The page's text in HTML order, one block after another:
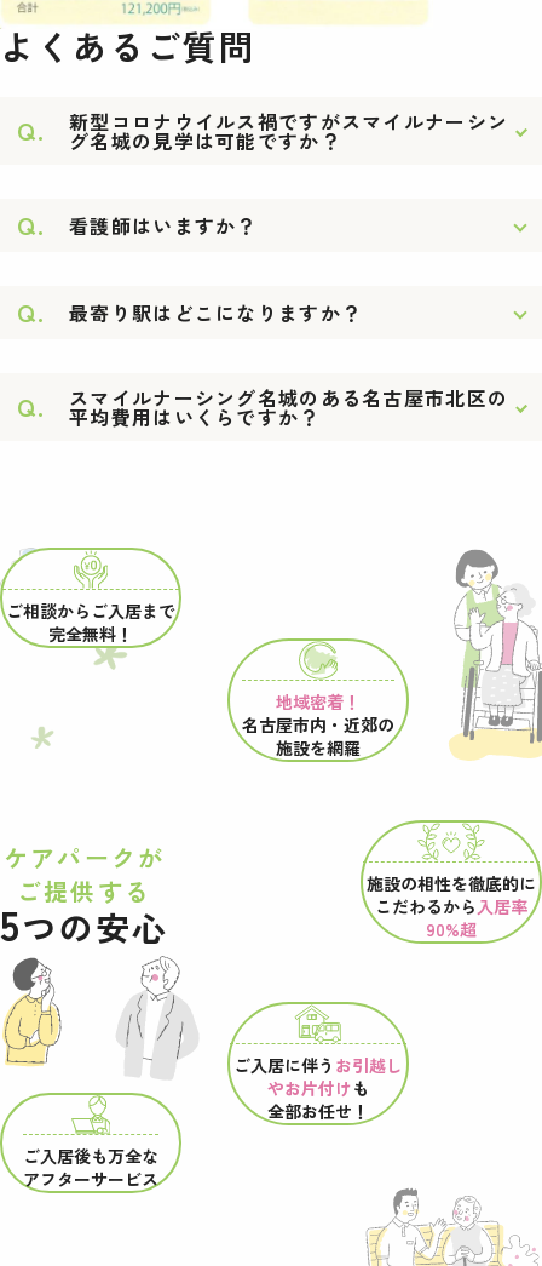
よくあるご質問
Q. 新型コロナウイルス禍ですがスマイルナーシン
グ名城の見学は可能ですか？
Q. 看護師はいますか？
Q. 最寄り駅はどこになりますか？
Q. スマイルナーシング名城のある名古屋市北区の
平均費用はいくらですか？
ケアパークが
ご提供する
5つの安心
ご相談からご入居まで
完全無料！
地域密着！
名古屋市内・近郊の
施設を網羅
施設の相性を徹底的に
こだわるから 入居率
90%超
ご入居に伴う お引越し
やお片付けも
全部お任せ！
ご入居後も万全な
アフターサービス